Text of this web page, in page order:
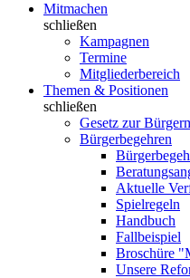
Mitmachen
schließen
Kampagnen
Termine
Mitgliederbereich
Themen & Positionen
schließen
Gesetz zur
Bürgerbegehren
Aktuelle
Spielregeln
Handbuch
Fallbeispiel
Broschüre
Unsere